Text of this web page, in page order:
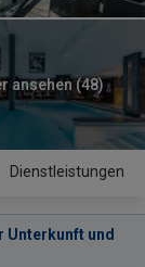
ansehen (48)
Dienstleistungen
Unterkunft und